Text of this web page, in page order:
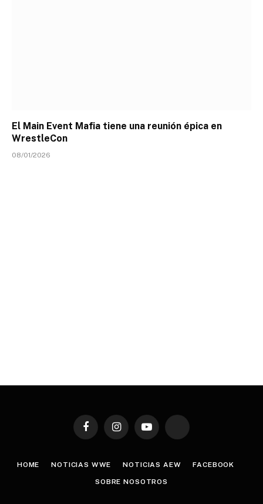
El Main Event Mafia tiene una reunión épica en
WrestleCon
08/01/2026
FacebookInstagramYouTube TikTok
HOME NOTICIAS WWE NOTICIAS AEW FACEBOOK
SOBRE NOSOTROS